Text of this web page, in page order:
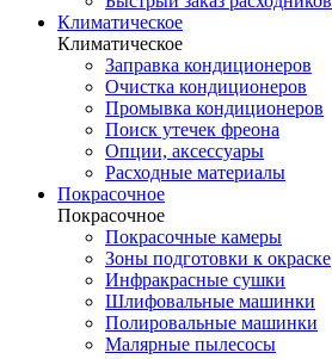
Климатическое
Климатическое
Заправка кондиционеров
Очистка кондиционеров
Промывка кондиционеров
Поиск утечек фреона
Опции, аксессуары
Расходные материалы
Покрасочное
Покрасочное
Покрасочные камеры
Зоны подготовки к окраске
Инфракрасные сушки
Шлифовальные машинки
Полировальные машинки
Малярные пылесосы